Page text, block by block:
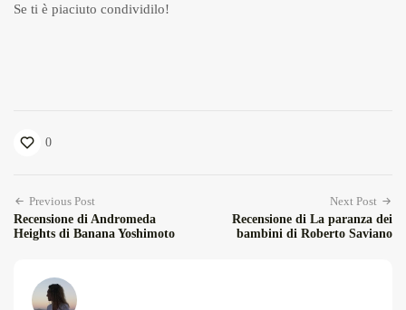
Se ti è piaciuto condividilo!
0
Previous Post
Recensione di Andromeda
Heights di Banana Yoshimoto
Next Post
Recensione di La paranza dei
bambini di Roberto Saviano